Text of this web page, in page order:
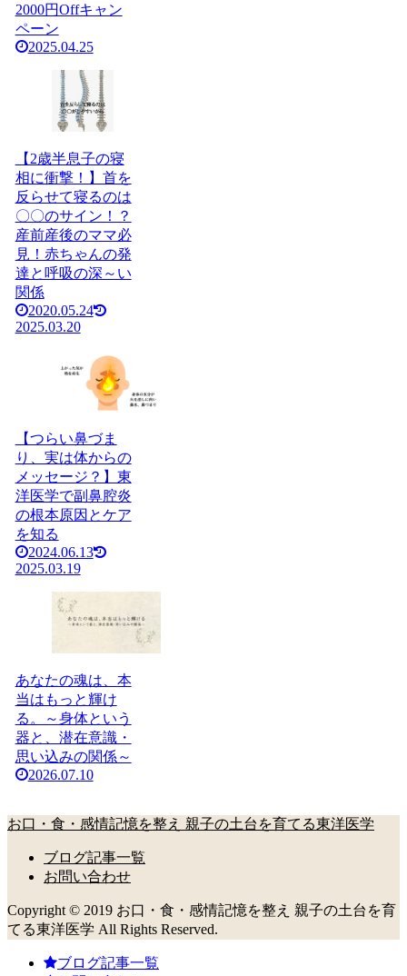
2000円Offキャン
ペーン
2025.04.25
【2歳半息子の寝
相に衝撃！】首を
反らせて寝るのは
〇〇のサイン！？
産前産後のママ必
見！赤ちゃんの発
達と呼吸の深～い
関係
2020.05.24
2025.03.20
【つらい鼻づま
り、実は体からの
メッセージ？】東
洋医学で副鼻腔炎
の根本原因とケア
を知る
2024.06.13
2025.03.19
あなたの魂は、本
当はもっと輝け
る。～身体という
器と、潜在意識・
思い込みの関係～
2026.07.10
お口・食・感情記憶を整え 親子の土台を育てる東洋医学
ブログ記事一覧
お問い合わせ
Copyright © 2019 お口・食・感情記憶を整え 親子の土台を育
てる東洋医学 All Rights Reserved.
ブログ記事一覧